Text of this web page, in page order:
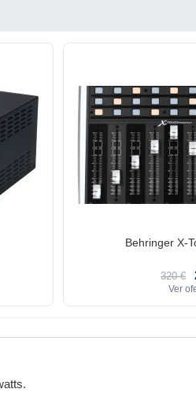
Behringer X-
320 €
Ver